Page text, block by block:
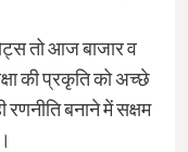
तो आज बाजार व
की प्रकृति को अच्छे
बनाने में सक्षम